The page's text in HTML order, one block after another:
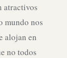
atractivos
mundo nos
alojan en
no todos